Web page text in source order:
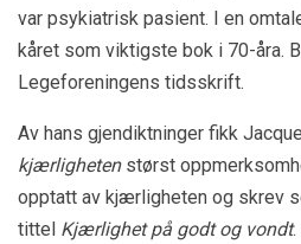
var psykiatrisk pasient. I en
kåret som viktigste bok i 70-åra.
Legeforeningens tidsskrift.
Av hans gjendiktninger fikk
kjærlighetenstørst
opptatt av kjærligheten og skrev
tittel Kjærlighet på godt og vondt